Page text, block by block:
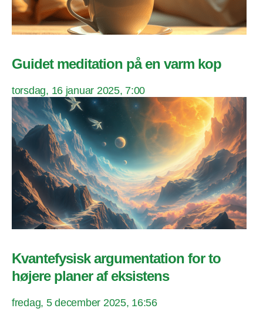
Guidet meditation på en varm kop
torsdag, 16 januar 2025, 7:00
Kvantefysisk argumentation for to
højere planer af eksistens
fredag, 5 december 2025, 16:56